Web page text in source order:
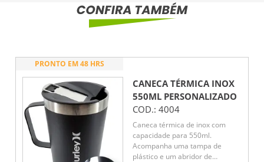
PRONTO EM 48 HRS
CANECA TÉRMICA INOX
550ML PERSONALIZADO
COD.: 4004
Caneca térmica de inox com
capacidade para 550ml.
Acompanha uma tampa de
plástico e um abridor de